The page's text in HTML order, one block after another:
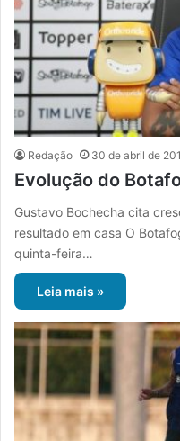
Redação 30 de abril de
Evolução do
Gustavo Bochecha cita
resultado em casa O
quinta-feira…
Leia mais »